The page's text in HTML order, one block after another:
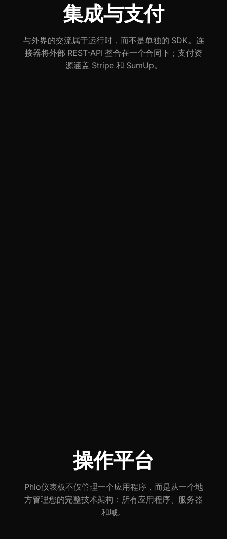
集成与支付
与外界的交流属于运行时，而不是单独的 SDK。连
接器将外部 REST-API 整合在一个合同下；支付资
源涵盖 Stripe 和 SumUp。
操作平台
Phlo仪表板不仅管理一个应用程序，而是从一个地
方管理您的完整技术架构：所有应用程序、服务器
和域。